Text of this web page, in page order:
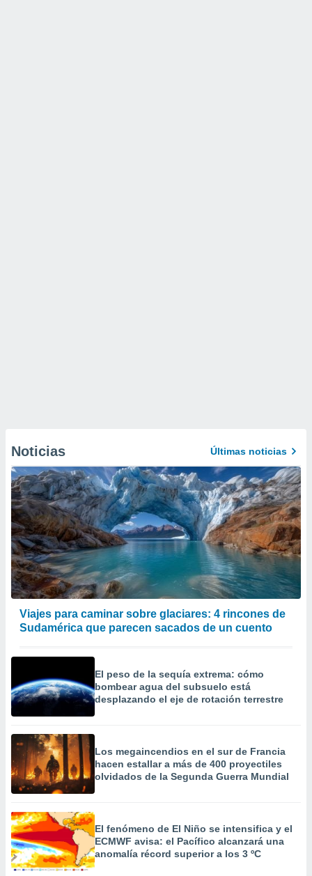
Noticias Últimas noticias
Viajes para caminar sobre glaciares: 4 rincones de
Sudamérica que parecen sacados de un cuento
El peso de la sequía extrema: cómo
bombear agua del subsuelo está
desplazando el eje de rotación terrestre
Los megaincendios en el sur de Francia
hacen estallar a más de 400 proyectiles
olvidados de la Segunda Guerra Mundial
El fenómeno de El Niño se intensifica y el
ECMWF avisa: el Pacífico alcanzará una
anomalía récord superior a los 3 ºC